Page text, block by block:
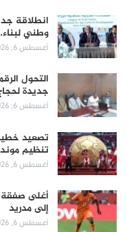
انطلاقة
وطني
أغسطس 6, 2026
التحول
جديدة
أغسطس 6, 2026
تصعيد
تنظيم مونديال
أغسطس 6, 2026
أغلى صفقة
إلى مدريد
أغسطس 6, 2026